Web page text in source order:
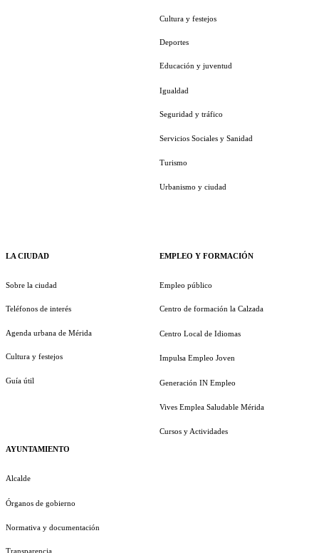
LA CIUDAD
Sobre la ciudad
Teléfonos de interés
Agenda urbana de Mérida
Cultura y festejos
Guía útil
AYUNTAMIENTO
Alcalde
Órganos de gobierno
Normativa y documentación
Transparencia
Cultura y festejos
Deportes
Educación y juventud
Igualdad
Seguridad y tráfico
Servicios Sociales y Sanidad
Turismo
Urbanismo y ciudad
EMPLEO Y FORMACIÓN
Empleo público
Centro de formación la Calzada
Centro Local de Idiomas
Impulsa Empleo Joven
Generación IN Empleo
Vives Emplea Saludable Mérida
Cursos y Actividades